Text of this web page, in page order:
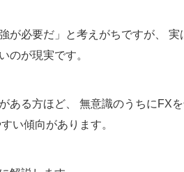
が必要だ」と考えがちですが、 実
のが現実です。
ある方ほど、 無意識のうちにFXを
い傾向があります。